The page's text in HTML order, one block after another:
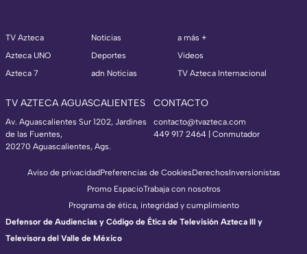
TV Azteca
Azteca UNO
Azteca 7
Noticias
Deportes
adn Noticias
a más +
Videos
TV Azteca Internacional
TV AZTECA AGUASCALIENTES
Av. Aguascalientes Sur 1202, Jardines
de las Fuentes,
20270 Aguascalientes, Ags.
CONTACTO
contacto@tvazteca.com
449 917 2464 | Conmutador
Aviso de privacidadPreferencias de CookiesDerechosInversionistas
Promo EspacioTrabaja con nosotros
Programa de ética, integridad y cumplimiento
Defensor de Audiencias y Código de Ética de Televisión Azteca III y
Televisora del Valle de México